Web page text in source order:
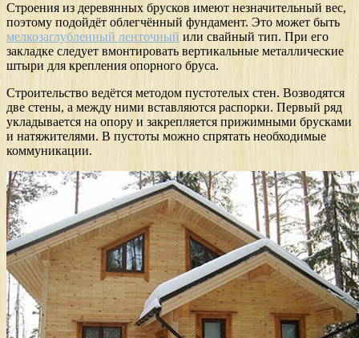
Строения из деревянных брусков имеют незначительный вес,
поэтому подойдёт облегчённый фундамент. Это может быть
мелкозаглубленный ленточный или свайный тип. При его
закладке следует вмонтировать вертикальные металлические
штыри для крепления опорного бруса.
Строительство ведётся методом пустотелых стен. Возводятся
две стены, а между ними вставляются распорки. Первый ряд
укладывается на опору и закрепляется прижимными брусками
и натяжителями. В пустоты можно спрятать необходимые
коммуникации.